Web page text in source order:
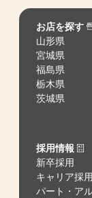
お店を探す
山形県
宮城県
福島県
栃木県
茨城県
採用情報
新卒採用
キャリア採用
パート・ア